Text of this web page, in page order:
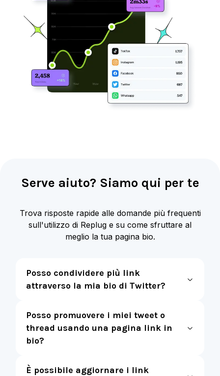
Serve aiuto? Siamo qui per te
Trova risposte rapide alle domande più frequenti
sull'utilizzo di Replug e su come sfruttare al
meglio la tua pagina bio.
Posso condividere più link
attraverso la mia bio di Twitter?
Posso promuovere i miei tweet o
thread usando una pagina link in
bio?
È possibile aggiornare i link